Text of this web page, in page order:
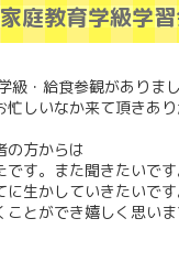
庭教育学級学
・給食参観がありまし
忙しいなか来て頂きあ
の方からは
です。また聞きたいです
に生かしていきたいです
ことができ嬉しく思い